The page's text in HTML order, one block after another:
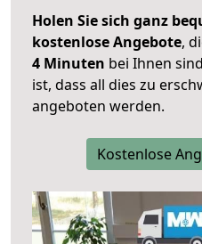
Holen Sie sich ganz
kostenlose Angebote,
4 Minuten bei Ihnen
ist, dass all dies zu
angeboten werden.
Kostenlose